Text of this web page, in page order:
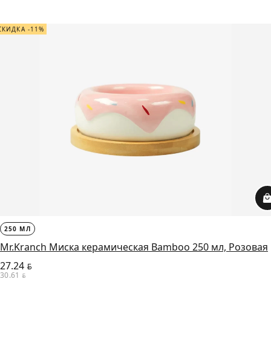
-11%
250 МЛ
Mr.Kranch Миска керамическая Bamboo 250 мл, Розовая
27.24 BYN
30.61 BYN